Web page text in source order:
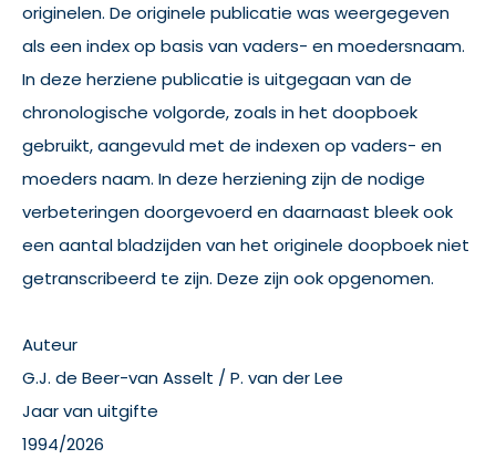
originelen. De originele publicatie was weergegeven
als een index op basis van vaders- en moedersnaam.
In deze herziene publicatie is uitgegaan van de
chronologische volgorde, zoals in het doopboek
gebruikt, aangevuld met de indexen op vaders- en
moeders naam. In deze herziening zijn de nodige
verbeteringen doorgevoerd en daarnaast bleek ook
een aantal bladzijden van het originele doopboek niet
getranscribeerd te zijn. Deze zijn ook opgenomen.
Auteur
G.J. de Beer-van Asselt / P. van der Lee
Jaar van uitgifte
1994/2026